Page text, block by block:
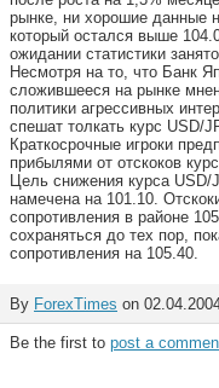
рынке, ни хорошие данные
который остался выше
ожидании статистики
Несмотря на то, что Банк
сложившееся на рынке
политики агрессивных
спешат толкать курс
Краткосрочные игроки
прибылями от отскоков
Цель снижения курса
намечена на 101.10.
сопротивления в районе
сохраняться до тех пор,
сопротивления на 105.40.
By ForexTimes on
Be the first to post a